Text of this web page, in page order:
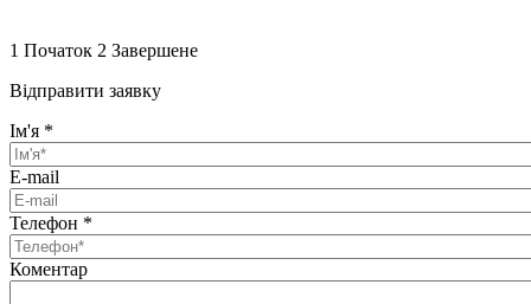
1 Початок 2 Завершене
Відправити заявку
Ім'я *
E-mail
Телефон *
Коментар